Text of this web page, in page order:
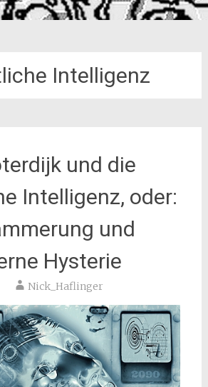
Intelligenz
und die
Intelligenz, oder:
und
Hysterie
Nick_Haflinger